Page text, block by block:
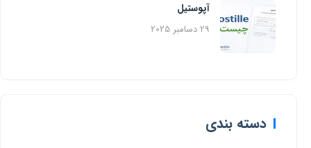
آپوستیل
29 دسامبر 2025
دسته بندی